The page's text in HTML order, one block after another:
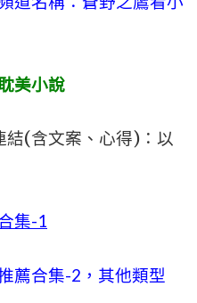
美小說
結(含文案、心得)：以
集-1
薦合集-2，其他類型